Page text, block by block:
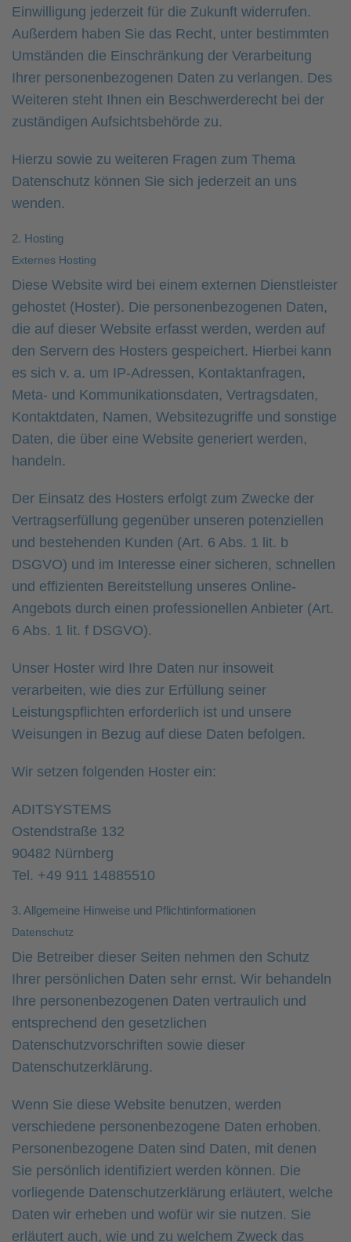
Einwilligung jederzeit für die Zukunft widerrufen.
Außerdem haben Sie das Recht, unter bestimmten
Umständen die Einschränkung der Verarbeitung
Ihrer personenbezogenen Daten zu verlangen. Des
Weiteren steht Ihnen ein Beschwerderecht bei der
zuständigen Aufsichtsbehörde zu.
Hierzu sowie zu weiteren Fragen zum Thema
Datenschutz können Sie sich jederzeit an uns
wenden.
2. Hosting
Externes Hosting
Diese Website wird bei einem externen Dienstleister
gehostet (Hoster). Die personenbezogenen Daten,
die auf dieser Website erfasst werden, werden auf
den Servern des Hosters gespeichert. Hierbei kann
es sich v. a. um IP-Adressen, Kontaktanfragen,
Meta- und Kommunikationsdaten, Vertragsdaten,
Kontaktdaten, Namen, Websitezugriffe und sonstige
Daten, die über eine Website generiert werden,
handeln.
Der Einsatz des Hosters erfolgt zum Zwecke der
Vertragserfüllung gegenüber unseren potenziellen
und bestehenden Kunden (Art. 6 Abs. 1 lit. b
DSGVO) und im Interesse einer sicheren, schnellen
und effizienten Bereitstellung unseres Online-
Angebots durch einen professionellen Anbieter (Art.
6 Abs. 1 lit. f DSGVO).
Unser Hoster wird Ihre Daten nur insoweit
verarbeiten, wie dies zur Erfüllung seiner
Leistungspflichten erforderlich ist und unsere
Weisungen in Bezug auf diese Daten befolgen.
Wir setzen folgenden Hoster ein:
ADITSYSTEMS
Ostendstraße 132
90482 Nürnberg
Tel. +49 911 14885510
3. Allgemeine Hinweise und Pflicht­informationen
Datenschutz
Die Betreiber dieser Seiten nehmen den Schutz
Ihrer persönlichen Daten sehr ernst. Wir behandeln
Ihre personenbezogenen Daten vertraulich und
entsprechend den gesetzlichen
Datenschutzvorschriften sowie dieser
Datenschutzerklärung.
Wenn Sie diese Website benutzen, werden
verschiedene personenbezogene Daten erhoben.
Personenbezogene Daten sind Daten, mit denen
Sie persönlich identifiziert werden können. Die
vorliegende Datenschutzerklärung erläutert, welche
Daten wir erheben und wofür wir sie nutzen. Sie
erläutert auch, wie und zu welchem Zweck das